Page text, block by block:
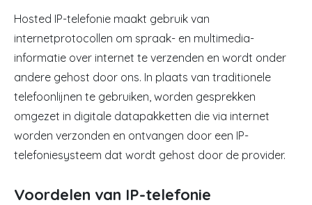
Hosted IP-telefonie maakt gebruik van
internetprotocollen om spraak- en multimedia-
informatie over internet te verzenden en wordt onder
andere gehost door ons. In plaats van traditionele
telefoonlijnen te gebruiken, worden gesprekken
omgezet in digitale datapakketten die via internet
worden verzonden en ontvangen door een IP-
telefoniesysteem dat wordt gehost door de provider.
Voordelen van IP-telefonie